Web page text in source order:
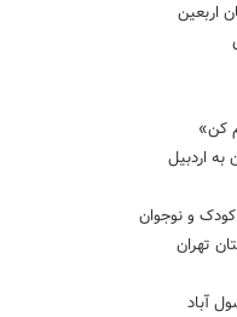
اربعین
کن»
اردبیل
و نوجوان
آباد